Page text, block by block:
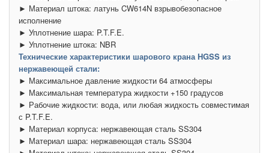
► Материал штока: латунь CW614N взрывобезопасное
исполнение
► Уплотнение шара: P.T.F.E.
► Уплотнение штока: NBR
Технические характеристики шарового крана HGSS из
нержавеющей стали:
► Максимальное давление жидкости 64 атмосферы
► Максимальная температура жидкости +150 градусов
► Рабочие жидкости: вода, или любая жидкость совместимая
с P.T.F.E.
► Материал корпуса: нержавеющая сталь SS304
► Материал шара: нержавеющая сталь SS304